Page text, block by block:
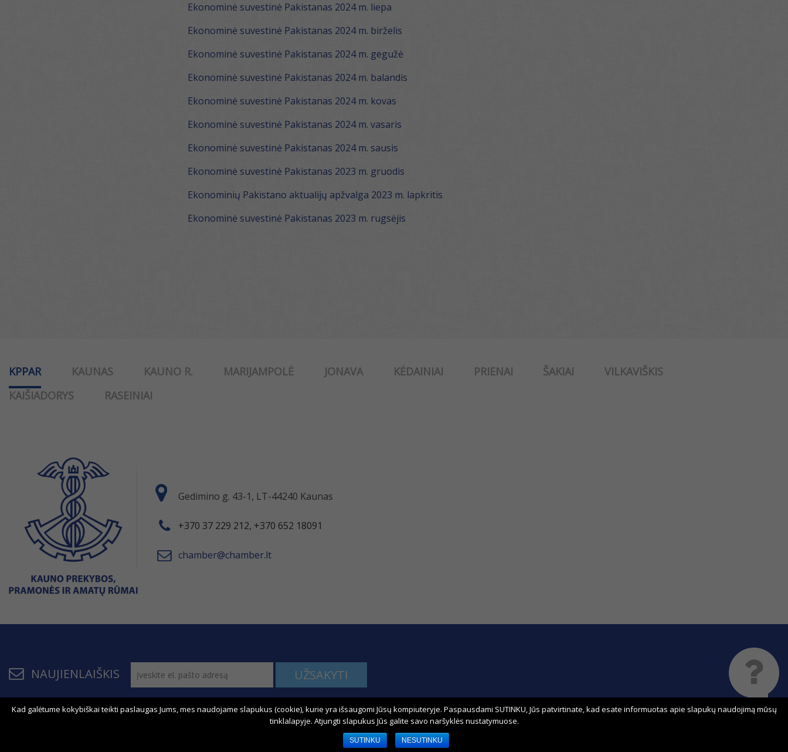
Ekonominė suvestinė Pakistanas 2024 m. liepa
Ekonominė suvestinė Pakistanas 2024 m. birželis
Ekonominė suvestinė Pakistanas 2024 m. gegužė
Ekonominė suvestinė Pakistanas 2024 m. balandis
Ekonominė suvestinė Pakistanas 2024 m. kovas
Ekonominė suvestinė Pakistanas 2024 m. vasaris
Ekonominė suvestinė Pakistanas 2024 m. sausis
Ekonominė suvestinė Pakistanas 2023 m. gruodis
Ekonominių Pakistano aktualijų apžvalga 2023 m. lapkritis
Ekonominė suvestinė Pakistanas 2023 m. rugsėjis
KPPAR KAUNAS KAUNO R. MARIJAMPOLĖ JONAVA KĖDAINIAI PRIENAI ŠAKIAI
VILKAVIŠKIS
KAIŠIADORYS
RASEINIAI
Gedimino g. 43-1, LT-44240 Kaunas
+370 37 229 212, +370 652 18091
chamber@chamber.lt
NAUJIENLAIŠKIS UŽSAKYTI
© 2011 - 2026, KPPAR . Visos teisės saugomos.
Bendraukime:
Sprendimas:
Kad galėtume kokybiškai teikti paslaugas Jums, mes naudojame slapukus (cookie), kurie yra išsaugomi Jūsų kompiuteryje. Paspausdami SUTINKU, Jūs patvirtinate, kad esate informuotas apie slapukų naudojimą mūsų
tinklalapyje. Atjungti slapukus Jūs galite savo naršyklės nustatymuose.
SUTINKU NESUTINKU